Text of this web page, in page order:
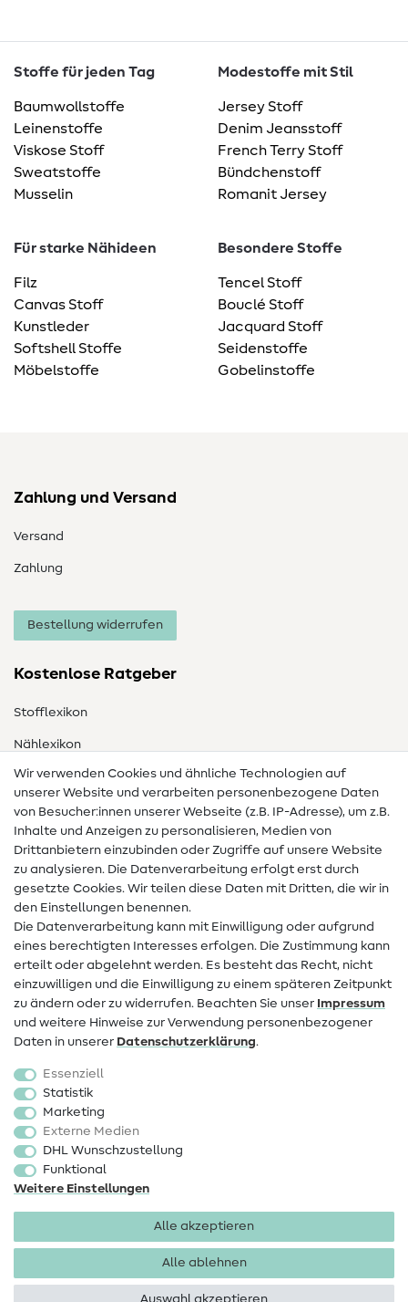
Stoffe für jeden Tag
Baumwollstoffe
Leinenstoffe
Viskose Stoff
Sweatstoffe
Musselin
Modestoffe mit Stil
Jersey Stoff
Denim Jeansstoff
French Terry Stoff
Bündchenstoff
Romanit Jersey
Für starke Nähideen
Filz
Canvas Stoff
Kunstleder
Softshell Stoffe
Möbelstoffe
Besondere Stoffe
Tencel Stoff
Bouclé Stoff
Jacquard Stoff
Seidenstoffe
Gobelinstoffe
Zahlung und Versand
Versand
Zahlung
Bestellung widerrufen
Kostenlose Ratgeber
Stofflexikon
Nählexikon
Nähanleitungen
Hilfe & Kontakt
Kontakt
Infos zum Betreiberwechsel
Widerrufsrecht
Beliebt
Stoffe
Sale
Schnittmuster
Wir verwenden Cookies und ähnliche Technologien auf
unserer Website und verarbeiten personenbezogene Daten
von Besucher:innen unserer Webseite (z.B. IP-Adresse), um z.B.
Inhalte und Anzeigen zu personalisieren, Medien von
Drittanbietern einzubinden oder Zugriffe auf unsere Website
zu analysieren. Die Datenverarbeitung erfolgt erst durch
gesetzte Cookies. Wir teilen diese Daten mit Dritten, die wir in
den Einstellungen benennen.
Die Datenverarbeitung kann mit Einwilligung oder aufgrund
eines berechtigten Interesses erfolgen. Die Zustimmung kann
erteilt oder abgelehnt werden. Es besteht das Recht, nicht
einzuwilligen und die Einwilligung zu einem späteren Zeitpunkt
zu ändern oder zu widerrufen. Beachten Sie unser Impressum
und weitere Hinweise zur Verwendung personenbezogener
Daten in unserer Daten­schutz­erklärung.
Essenziell
Statistik
Marketing
Externe Medien
DHL Wunschzustellung
Funktional
Weitere Einstellungen
Alle akzeptieren
Alle ablehnen
Auswahl akzeptieren
Impressum Datenschutz
AGB